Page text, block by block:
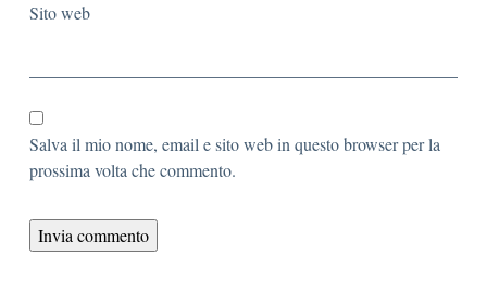
Sito web
Salva il mio nome, email e sito web in questo browser per la
prossima volta che commento.